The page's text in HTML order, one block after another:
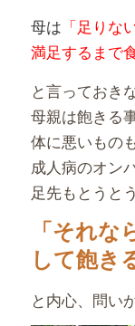
母は 「足りな
満足するまで
と言っておき
母親は飽きる
体に悪いもの
成人病のオン
足先もとうと
「それ
して飽き
と内心、問い